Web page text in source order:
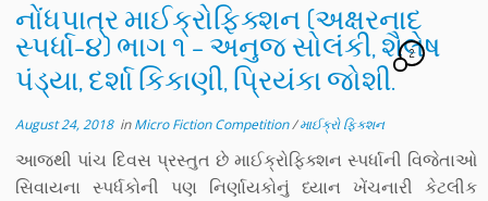
નોંધપાત્ર માઈક્રોફિક્શન (અક્ષરનાદ
સ્પર્ધા-૪) ભાગ ૧ – અનુજ સોલંકી, શૈલેષ
પંડ્યા, દર્શા કિકાણી, પ્રિયંકા જોશી.
2
August 24, 2018inMicro Fiction Competition/માઈક્રો ફિક્શન
આજથી પાંચ દિવસ પ્રસ્તુત છે માઈક્રોફિક્શન સ્પર્ધાની વિજેતાઓ
સિવાયના સ્પર્ધકોની પણ નિર્ણાયકોનું ધ્યાન ખેંચનારી કેટલીક